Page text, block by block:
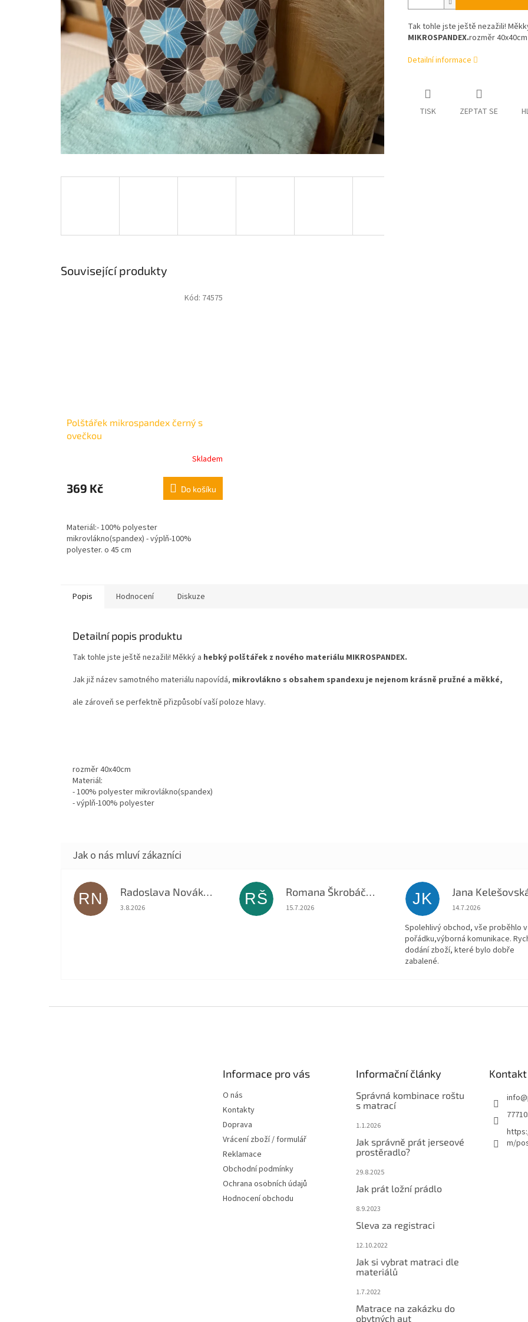
Tak tohle jste ještě nezažili!
MIKROSPANDEX.rozměr 40x40cm
Detailní informace
TISK ZEPTAT SE
Související produkty
Polštářek mikrospandex černý s
ovečkou
Skladem
369 Kč Do košíku
Materiál:- 100% polyester
mikrovlákno(spandex) - výplň-100%
polyester. o 45 cm
Kód: 74575
Popis Hodnocení Diskuze
Detailní popis produktu
Tak tohle jste ještě nezažili! Měkký a hebký polštářek z nového materiálu MIKROSPANDEX.
Jak již název samotného materiálu napovídá, mikrovlákno s obsahem spandexu je nejenom krásně pružné a měkké,
ale zároveň se perfektně přizpůsobí vaší poloze hlavy.
rozměr 40x40cm
Materiál:
- 100% polyester mikrovlákno(spandex)
- výplň-100% polyester
RN Radoslava Nováková
Hodnocení obchodu je 5 z 5 hvězdiček.
3.8.2026
RŠ Romana Škrobáčková
Hodnocení obchodu je 5 z 5 hvězdiček.
15.7.2026
JK Jana
Hodnocení obchodu
14.7.2026
Spolehlivý obchod, vše proběhlo v
pořádku,výborná komunikace.
dodání zboží, které bylo dobře
zabalené.
Informace pro vás
O nás
Kontakty
Doprava
Vrácení zboží / formulář
Reklamace
Obchodní podmínky
Ochrana osobních údajů
Hodnocení obchodu
Informační články
Správná kombinace roštu
s matrací
1.1.2026
Jak správně prát jerseové
prostěradlo?
29.8.2025
Jak prát ložní prádlo
8.9.2023
Sleva za registraci
12.10.2022
Jak si vybrat matraci dle
materiálů
1.7.2022
Matrace na zakázku do
obytných aut
Kontakt
info@
m/